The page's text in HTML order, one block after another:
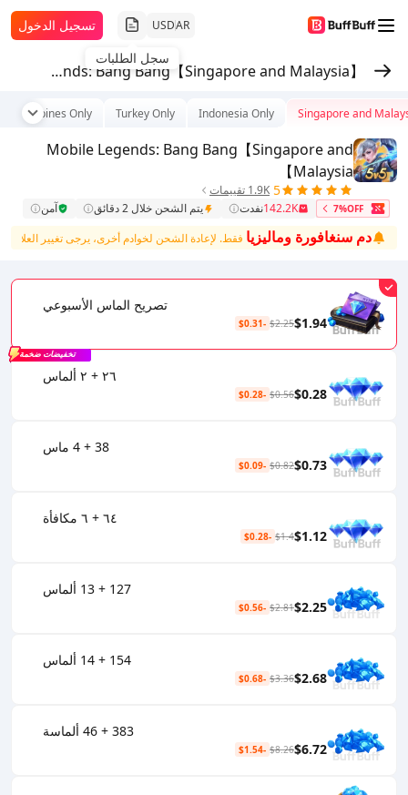
AR
USD
سجل الطلبات
تسجيل الدخول
Mobile Legends: Bang Bang【Singapore and Malaysia】
Singapore and
Indonesia Only
Turkey Only
Philippines Only
Mobile Legends: Bang Bang【Singapore and
Malaysia】
5 1.9K تقييمات
7%OFF
142.2Kنفدت يتم الشحن خلال 2 دقائق آمن
خوادم سنغافورة وماليزيا فقط. لإعادة الشحن لخوادم أخرى، يرجى تغيير العلامة
تصريح الماس الأسبوعي
$1.94
$2.25
-$0.31
٢٦ + ٢ ألماس
$0.28
$0.56
-$0.28
تخفيضات ضخمة
38 + 4 ماس
$0.73
$0.82
-$0.09
٦٤ + ٦ مكافأة
$1.12
$1.4
-$0.28
127 + 13 ألماس
$2.25
$2.81
-$0.56
154 + 14 ألماس
$2.68
$3.36
-$0.68
383 + 46 ألماسة
$6.72
$8.26
-$1.54